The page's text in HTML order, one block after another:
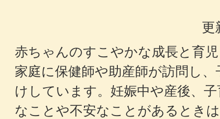
更
赤ちゃんのすこやかな成長と育
家庭に保健師や助産師が訪問し
けしています。妊娠中や産後、
なことや不安なことがあるとき